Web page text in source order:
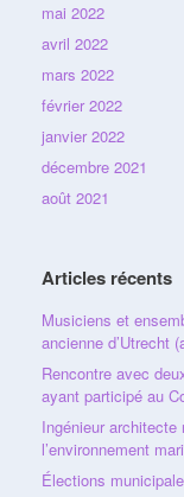
mai 2022
avril 2022
mars 2022
février 2022
janvier 2022
décembre 2021
août 2021
Articles récents
Musiciens et
ancienne d’Utrecht
Rencontre avec
ayant participé au
Ingénieur
l’environnement
Élections